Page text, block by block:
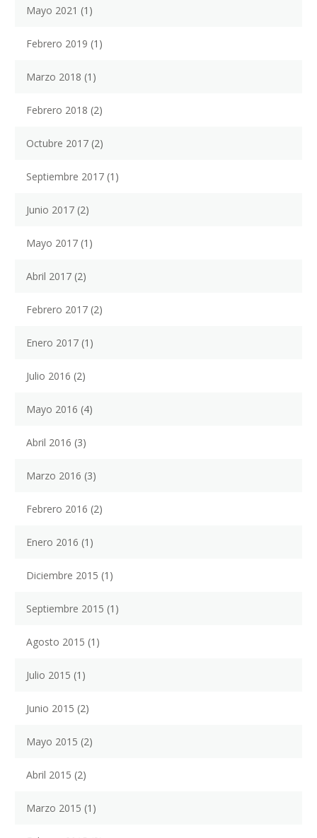
Mayo 2021 (1)
Febrero 2019 (1)
Marzo 2018 (1)
Febrero 2018 (2)
Octubre 2017 (2)
Septiembre 2017 (1)
Junio 2017 (2)
Mayo 2017 (1)
Abril 2017 (2)
Febrero 2017 (2)
Enero 2017 (1)
Julio 2016 (2)
Mayo 2016 (4)
Abril 2016 (3)
Marzo 2016 (3)
Febrero 2016 (2)
Enero 2016 (1)
Diciembre 2015 (1)
Septiembre 2015 (1)
Agosto 2015 (1)
Julio 2015 (1)
Junio 2015 (2)
Mayo 2015 (2)
Abril 2015 (2)
Marzo 2015 (1)